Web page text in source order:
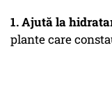
1. Ajută la
plante care